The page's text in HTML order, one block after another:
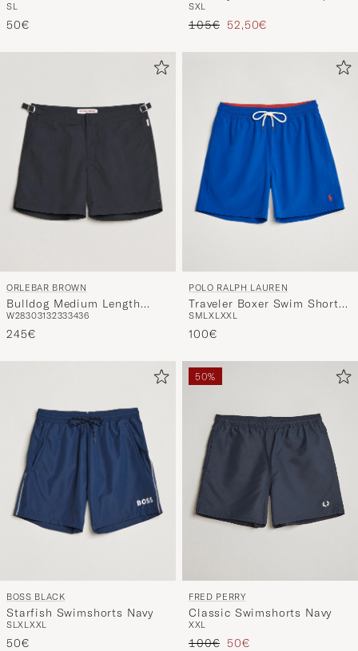
SL
50€
Green
SXL
Regulärer Preis
105€ Reduzierter Preis
52,50€
ORLEBAR BROWN
Bulldog Medium Length
Swim Shorts Black
W28303132333436
245€
POLO RALPH LAUREN
Traveler Boxer Swim Shorts
Rugby Royal
SMLXLXXL
100€
BOSS BLACK
Starfish Swimshorts Navy
SLXLXXL
50€
50%
FRED PERRY
Classic Swimshorts Navy
XXL
Regulärer Preis
100€ Reduzierter Preis
50€